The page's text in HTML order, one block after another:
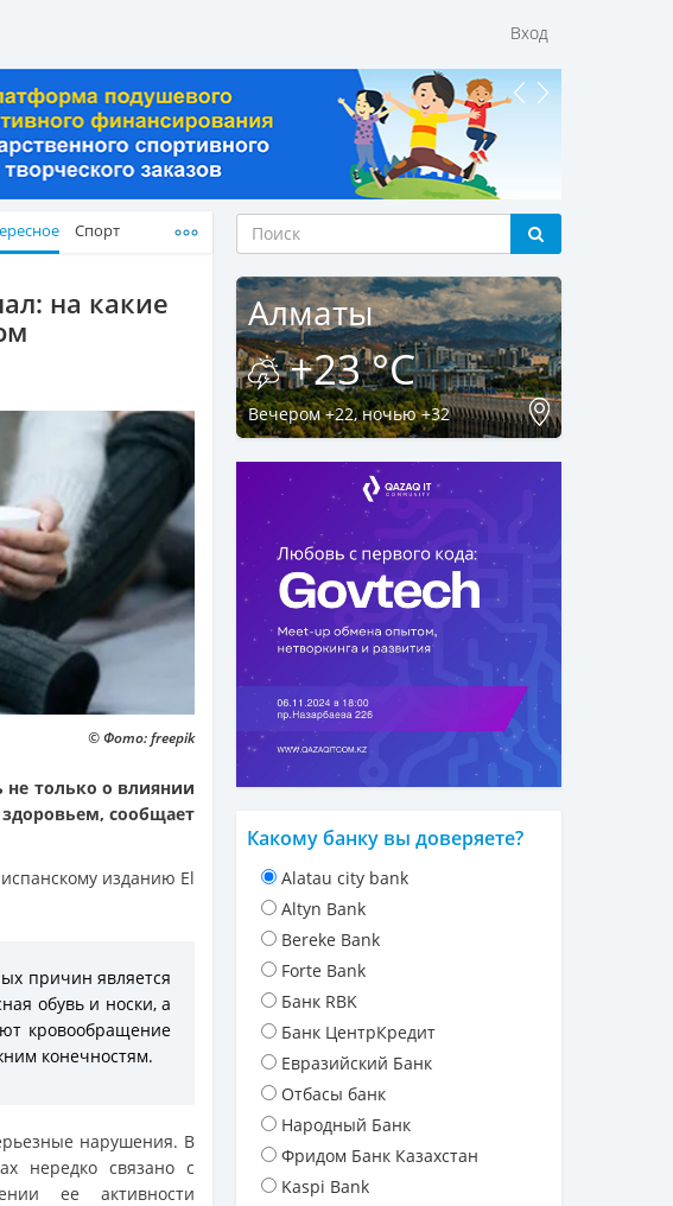
Вход
Спорт
на какие
© Фото: freepik
не только о влиянии
сообщает
изданию El
причин является
обувь и носки, а
кровообращение
конечностям.
нарушения. В
нередко связано с
ее активности
Алматы
+23 °C
Вечером +22, ночью +32
Какому банку вы доверяете?
Alatau city bank
Altyn Bank
Bereke Bank
Forte Bank
Банк RBK
Банк ЦентрКредит
Евразийский Банк
Отбасы банк
Народный Банк
Фридом Банк Казахстан
Kaspi Bank